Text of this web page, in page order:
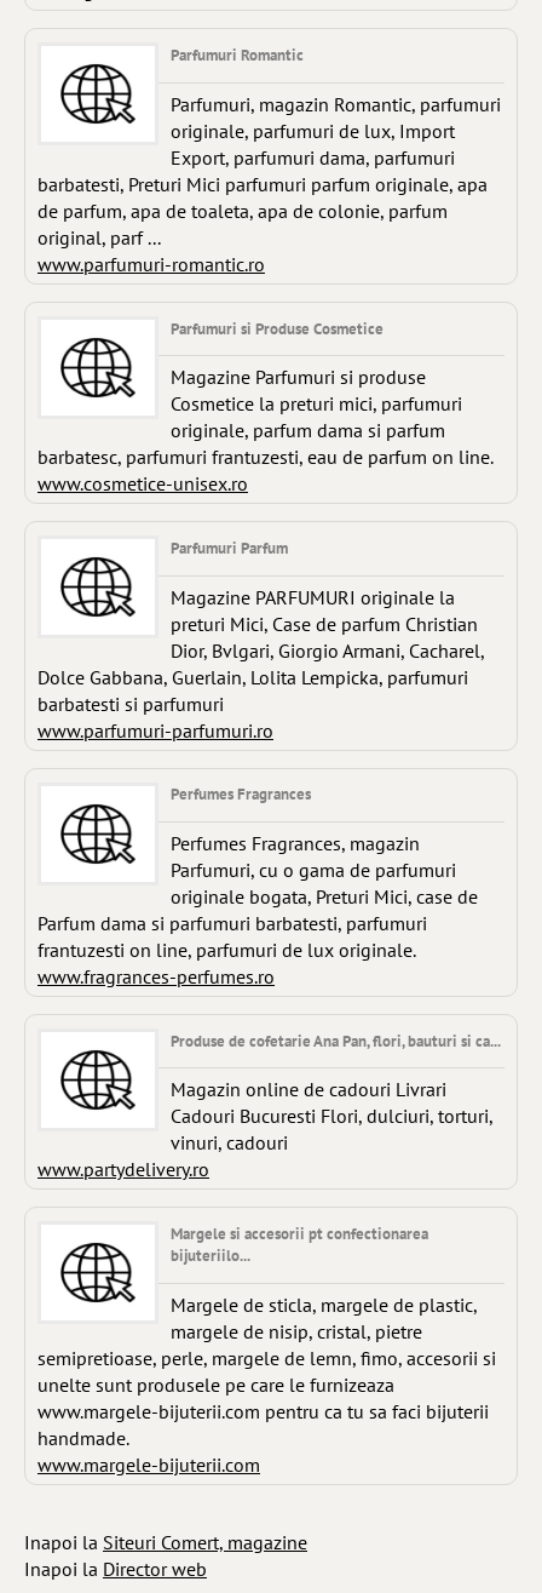
Parfumuri Romantic
Parfumuri, magazin Romantic, parfumuri
originale, parfumuri de lux, Import
Export, parfumuri dama, parfumuri
barbatesti, Preturi Mici parfumuri parfum originale, apa
de parfum, apa de toaleta, apa de colonie, parfum
original, parf ...
www.parfumuri-romantic.ro
Parfumuri si Produse Cosmetice
Magazine Parfumuri si produse
Cosmetice la preturi mici, parfumuri
originale, parfum dama si parfum
barbatesc, parfumuri frantuzesti, eau de parfum on line.
www.cosmetice-unisex.ro
Parfumuri Parfum
Magazine PARFUMURI originale la
preturi Mici, Case de parfum Christian
Dior, Bvlgari, Giorgio Armani, Cacharel,
Dolce Gabbana, Guerlain, Lolita Lempicka, parfumuri
barbatesti si parfumuri
www.parfumuri-parfumuri.ro
Perfumes Fragrances
Perfumes Fragrances, magazin
Parfumuri, cu o gama de parfumuri
originale bogata, Preturi Mici, case de
Parfum dama si parfumuri barbatesti, parfumuri
frantuzesti on line, parfumuri de lux originale.
www.fragrances-perfumes.ro
Produse de cofetarie Ana Pan, flori, bauturi si ca...
Magazin online de cadouri Livrari
Cadouri Bucuresti Flori, dulciuri, torturi,
vinuri, cadouri
www.partydelivery.ro
Margele si accesorii pt confectionarea
bijuteriilo...
Margele de sticla, margele de plastic,
margele de nisip, cristal, pietre
semipretioase, perle, margele de lemn, fimo, accesorii si
unelte sunt produsele pe care le furnizeaza
www.margele-bijuterii.com pentru ca tu sa faci bijuterii
handmade.
www.margele-bijuterii.com
Inapoi la Siteuri Comert, magazine
Inapoi la Director web